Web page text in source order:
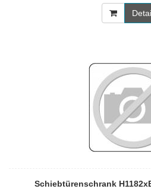
Schiebtürenschrank